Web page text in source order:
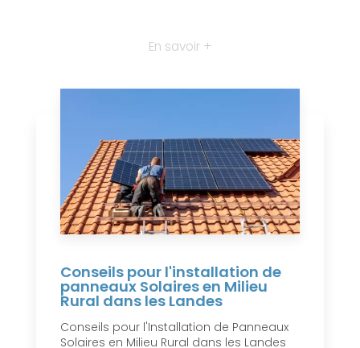
En savoir +
Conseils pour l'installation de
panneaux Solaires en Milieu
Rural dans les Landes
Conseils pour l'Installation de Panneaux
Solaires en Milieu Rural dans les Landes